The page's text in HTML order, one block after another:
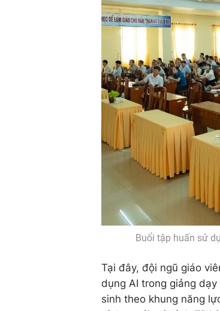
Buổi tập huấn sử
Tại đây, đội ngũ giáo
dụng AI trong giảng
sinh theo khung năng